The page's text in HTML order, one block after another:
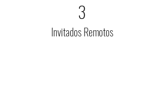
3
Invitados Remotos